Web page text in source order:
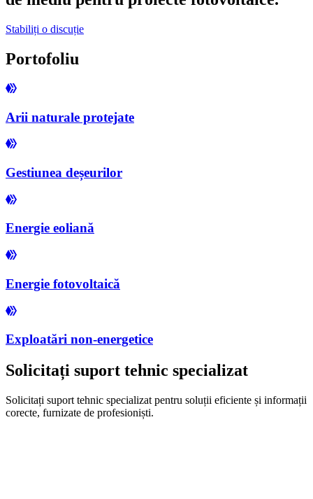
Stabiliți o discuție
Portofoliu
Arii naturale protejate
Gestiunea deșeurilor
Energie eoliană
Energie fotovoltaică
Exploatări non-energetice
Solicitați suport tehnic specializat
Solicitați suport tehnic specializat pentru soluții eficiente și informații
corecte, furnizate de profesioniști.